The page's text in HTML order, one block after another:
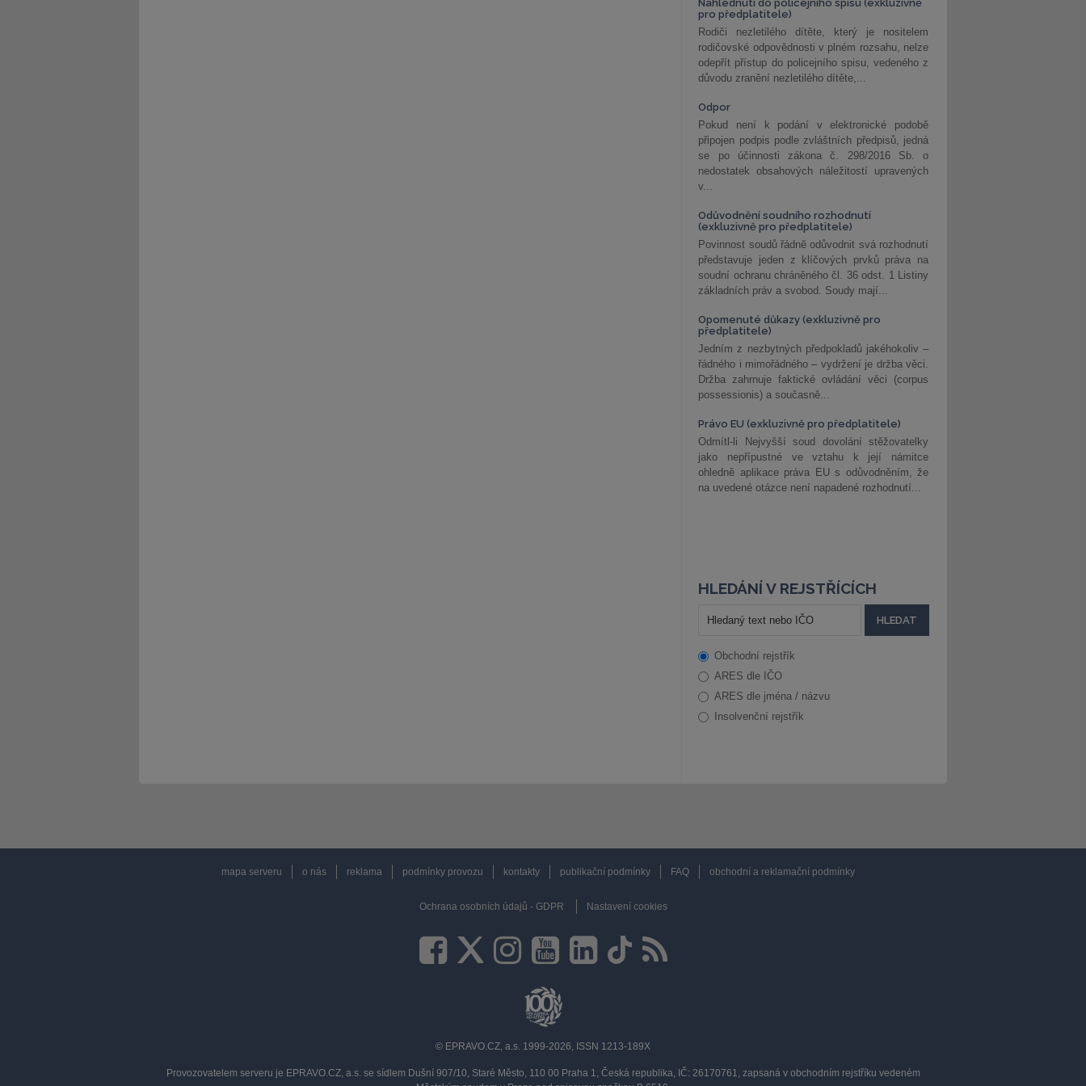
Nahlédnutí do policejního spisu (exkluzivně
pro předplatitele)
Rodiči nezletilého dítěte, který je nositelem
rodičovské odpovědnosti v plném rozsahu, nelze
odepřít přístup do policejního spisu, vedeného z
důvodu zranění nezletilého dítěte,...
Odpor
Pokud není k podání v elektronické podobě
připojen podpis podle zvláštních předpisů, jedná
se po účinnosti zákona č. 298/2016 Sb. o
nedostatek obsahových náležitostí upravených
v...
Odůvodnění soudního rozhodnutí
(exkluzivně pro předplatitele)
Povinnost soudů řádně odůvodnit svá rozhodnutí
představuje jeden z klíčových prvků práva na
soudní ochranu chráněného čl. 36 odst. 1 Listiny
základních práv a svobod. Soudy mají...
Opomenuté důkazy (exkluzivně pro
předplatitele)
Jedním z nezbytných předpokladů jakéhokoliv –
řádného i mimořádného – vydržení je držba věci.
Držba zahrnuje faktické ovládání věci (corpus
possessionis) a současně...
Právo EU (exkluzivně pro předplatitele)
Odmítl-li Nejvyšší soud dovolání stěžovatelky
jako nepřípustné ve vztahu k její námitce
ohledně aplikace práva EU s odůvodněním, že
na uvedené otázce není napadené rozhodnutí...
HLEDÁNÍ V REJSTŘÍCÍCH
Obchodní rejstřík
ARES dle IČO
ARES dle jména / názvu
Insolvenční rejstřík
mapa serveru o nás reklama podmínky provozu kontakty publikační podmínky FAQ obchodní a reklamační podmínky
Ochrana osobních údajů - GDPR Nastavení cookies
© EPRAVO.CZ, a.s. 1999-2026, ISSN 1213-189X
Provozovatelem serveru je EPRAVO.CZ, a.s. se sídlem Dušní 907/10, Staré Město, 110 00 Praha 1, Česká republika, IČ: 26170761, zapsaná v obchodním rejstříku vedeném